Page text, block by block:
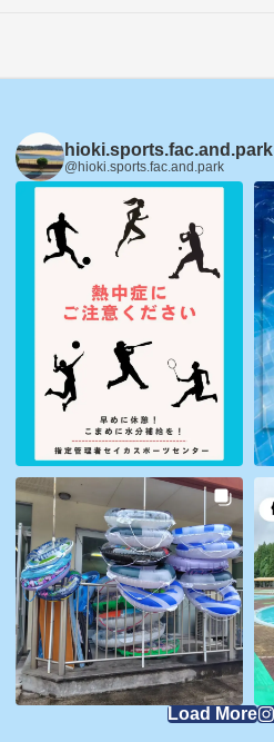
hioki.sports.fac.and.park
@hioki.sports.fac.and.park
Load More